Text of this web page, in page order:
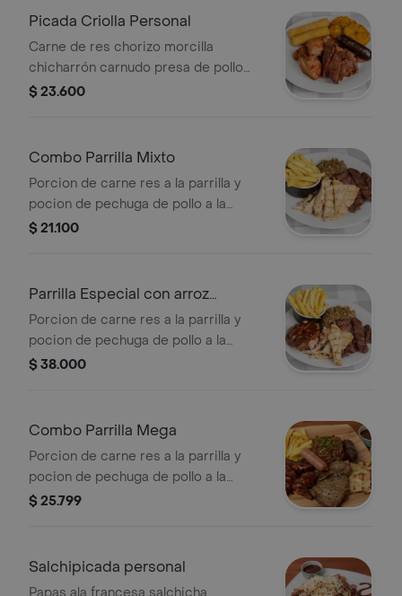
Picada Criolla Personal
Carne de res chorizo morcilla
chicharrón carnudo presa de pollo
patacones croqueta de yuca
$ 23.600
Combo Parrilla Mixto
Porcion de carne res a la parrilla y
pocion de pechuga de pollo a la
parrilla porcion de arroz tepanyaki
$ 21.100
Parrilla Especial con arroz
tepanyaki
Porcion de carne res a la parrilla y
pocion de pechuga de pollo a la
parrilla mas pocion de costillas bbq
$ 38.000
Combo Parrilla Mega
Porcion de carne res a la parrilla y
pocion de pechuga de pollo a la
parrilla mas porcion de chorizo santa
francesa .
$ 25.799
Salchipicada personal